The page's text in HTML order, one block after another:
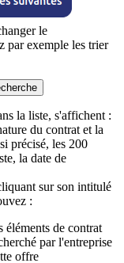
le
par exemple les trier
la liste, s'affichent :
du contrat et la
précisé, les 200
la date de
sur son intitulé
:
éléments de contrat
par l'entreprise
offre